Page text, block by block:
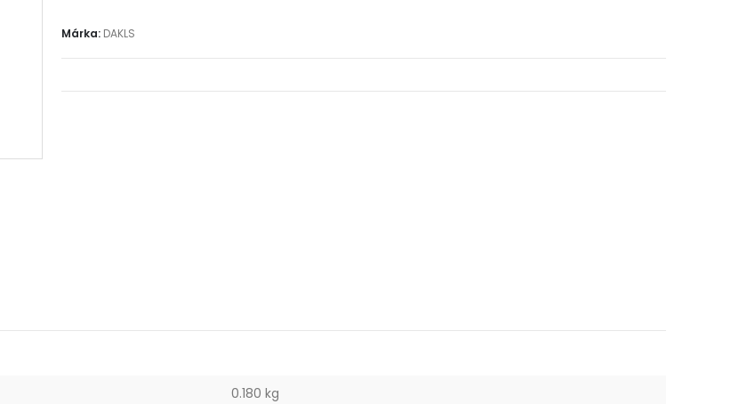
Márka: DAKLS
0.180 kg